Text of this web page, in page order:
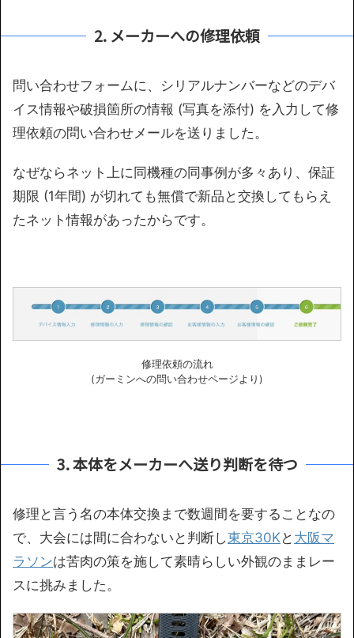
2. メーカーへの修理依頼
問い合わせフォームに、シリアルナンバーなどのデバ
イス情報や破損箇所の情報 (写真を添付) を入力して修
理依頼の問い合わせメールを送りました。
なぜならネット上に同機種の同事例が多々あり、保証
期限 (1年間) が切れても無償で新品と交換してもらえ
たネット情報があったからです。
修理依頼の流れ
(ガーミンへの問い合わせページより)
3. 本体をメーカーへ送り判断を待つ
修理と言う名の本体交換まで数週間を要することなの
で、大会には間に合わないと判断し東京30Kと 大阪マ
ラソンは苦肉の策を施して素晴らしい外観のままレー
スに挑みました。